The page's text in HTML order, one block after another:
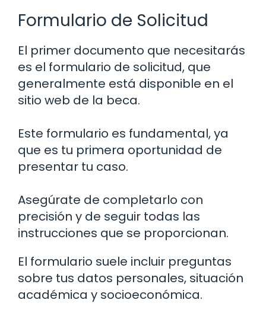
Formulario de Solicitud
El primer documento que necesitarás
es el formulario de solicitud, que
generalmente está disponible en el
sitio web de la beca.
Este formulario es fundamental, ya
que es tu primera oportunidad de
presentar tu caso.
Asegúrate de completarlo con
precisión y de seguir todas las
instrucciones que se proporcionan.
El formulario suele incluir preguntas
sobre tus datos personales, situación
académica y socioeconómica.